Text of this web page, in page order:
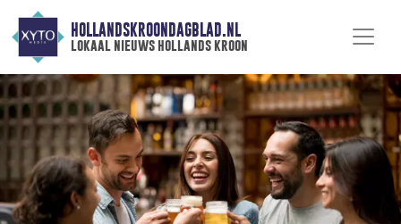
HOLLANDSKROONDAGBLAD.NL
lokaal nieuws hollands kroon